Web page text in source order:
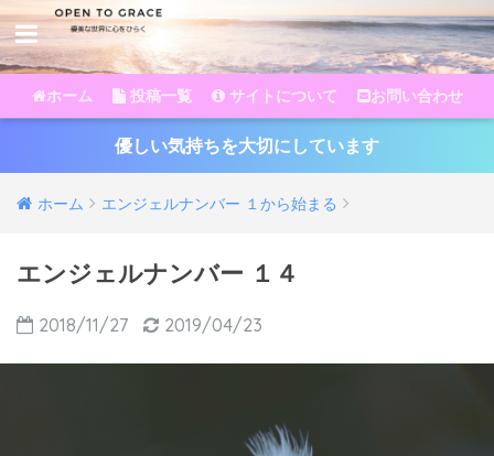
ホーム 投稿一覧 サイトについて お問い合わせ
優しい気持ちを大切にしています
ホーム エンジェルナンバー １から始まる
エンジェルナンバー １４
2018/11/27 2019/04/23